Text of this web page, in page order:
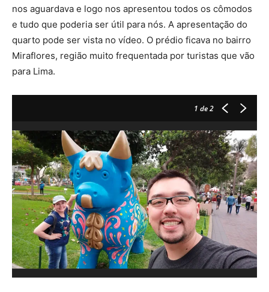
nos aguardava e logo nos apresentou todos os cômodos
e tudo que poderia ser útil para nós. A apresentação do
quarto pode ser vista no vídeo. O prédio ficava no bairro
Miraflores, região muito frequentada por turistas que vão
para Lima.
1 de 2